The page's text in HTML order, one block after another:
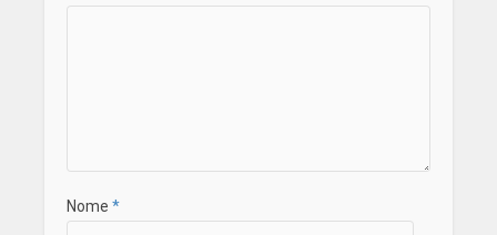
Nome *